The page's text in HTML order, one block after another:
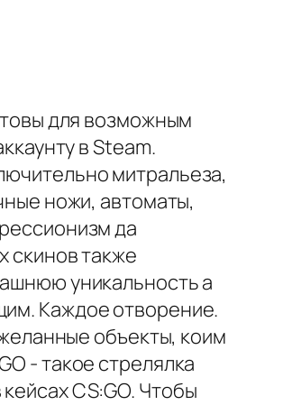
для возможным
в Steam.
митральеза,
ножи, автоматы,
да
скинов также
уникальность а
Каждое отворение.
объекты, коим
- такое стрелялка
CS:GO. Чтобы